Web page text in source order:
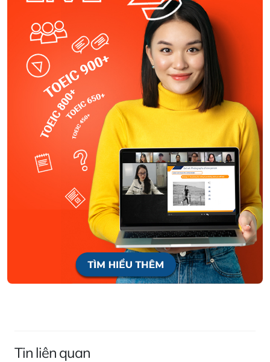
Tin liên quan